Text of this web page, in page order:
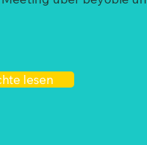
lesen